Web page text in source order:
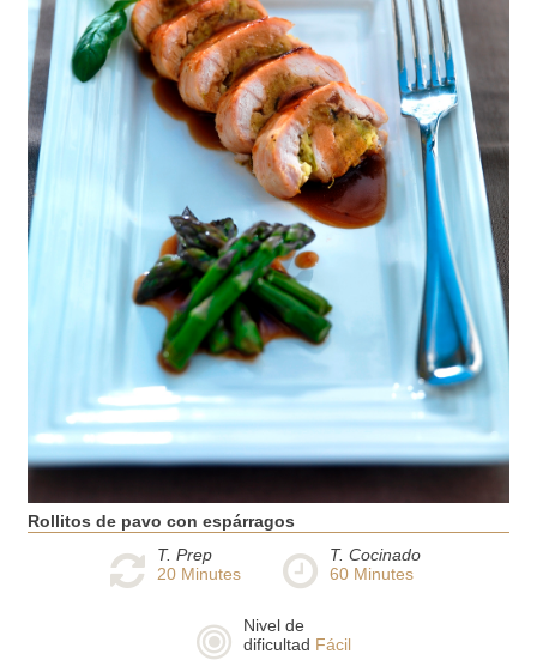
Rollitos de pavo con espárragos
T. Prep
20 Minutes
T. Cocinado
60 Minutes
Nivel de
dificultad Fácil